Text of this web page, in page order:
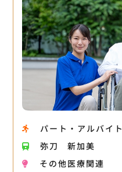
パート・アルバイト
弥刀
新加美
その他医療関連